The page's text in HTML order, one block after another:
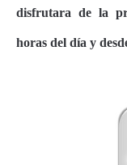
disfrutara de la
horas del día y